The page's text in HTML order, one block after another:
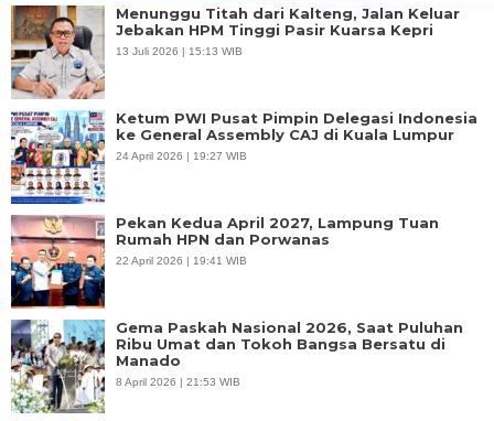
Menunggu Titah dari Kalteng, Jalan Keluar
Jebakan HPM Tinggi Pasir Kuarsa Kepri
13 Juli 2026 | 15:13 WIB
Ketum PWI Pusat Pimpin Delegasi Indonesia
ke General Assembly CAJ di Kuala Lumpur
24 April 2026 | 19:27 WIB
Pekan Kedua April 2027, Lampung Tuan
Rumah HPN dan Porwanas
22 April 2026 | 19:41 WIB
Gema Paskah Nasional 2026, Saat Puluhan
Ribu Umat dan Tokoh Bangsa Bersatu di
Manado
8 April 2026 | 21:53 WIB